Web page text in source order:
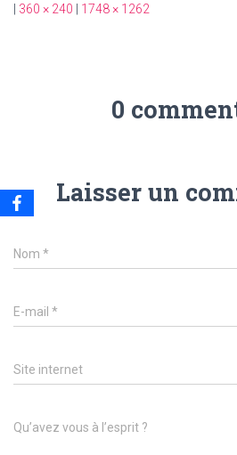
360 × 240 1748 × 1262
0
Laisser un
Nom *
E-mail *
Site internet
Qu’avez vous à l’esprit ?